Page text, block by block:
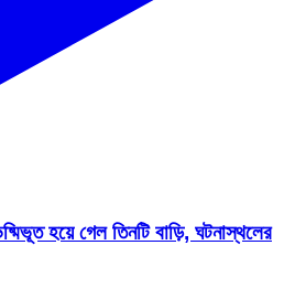
হয়ে গেল তিনটি বাড়ি, ঘটনাস্থলের